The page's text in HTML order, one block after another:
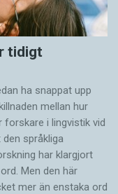
tidigt
ha snappat upp
mellan hur
forskare i lingvistik vid
språkliga
har klargjort
Men den här
mer än enstaka ord